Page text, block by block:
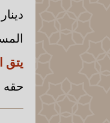
يتق
حقه